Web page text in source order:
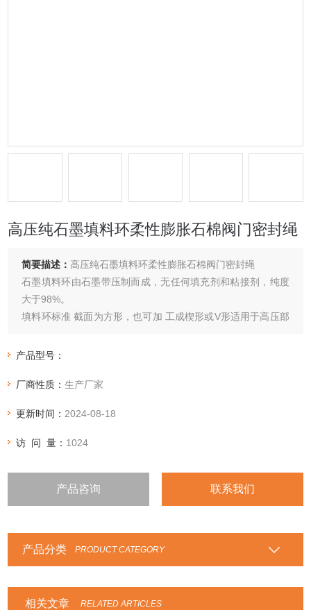
高压纯石墨填料环柔性膨胀石棉阀门密封绳
简要描述： 高压纯石墨填料环柔性膨胀石棉阀门密封绳
石墨填料环由石墨带压制而成，无任何填充剂和粘接剂，纯度
大于98%。
填料环标准 截面为方形，也可加 工成楔形或V形适用于高压部
产品型号：
厂商性质：生产厂家
更新时间： 2024-08-18
访 问 量： 1024
产品咨询 联系我们
产品分类 PRODUCT CATEGORY
相关文章 RELATED ARTICLES